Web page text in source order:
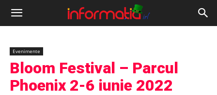
Informația
Evenimente
Bloom Festival – Parcul
Phoenix 2-6 iunie 2022